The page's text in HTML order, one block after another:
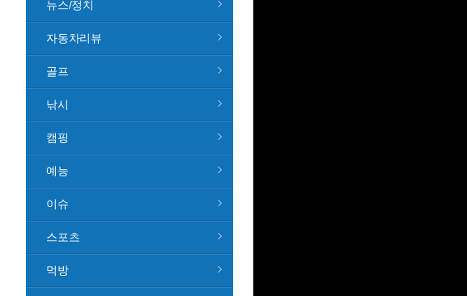
뉴스/정치
자동차리뷰
골프
낚시
캠핑
예능
이슈
스포츠
먹방